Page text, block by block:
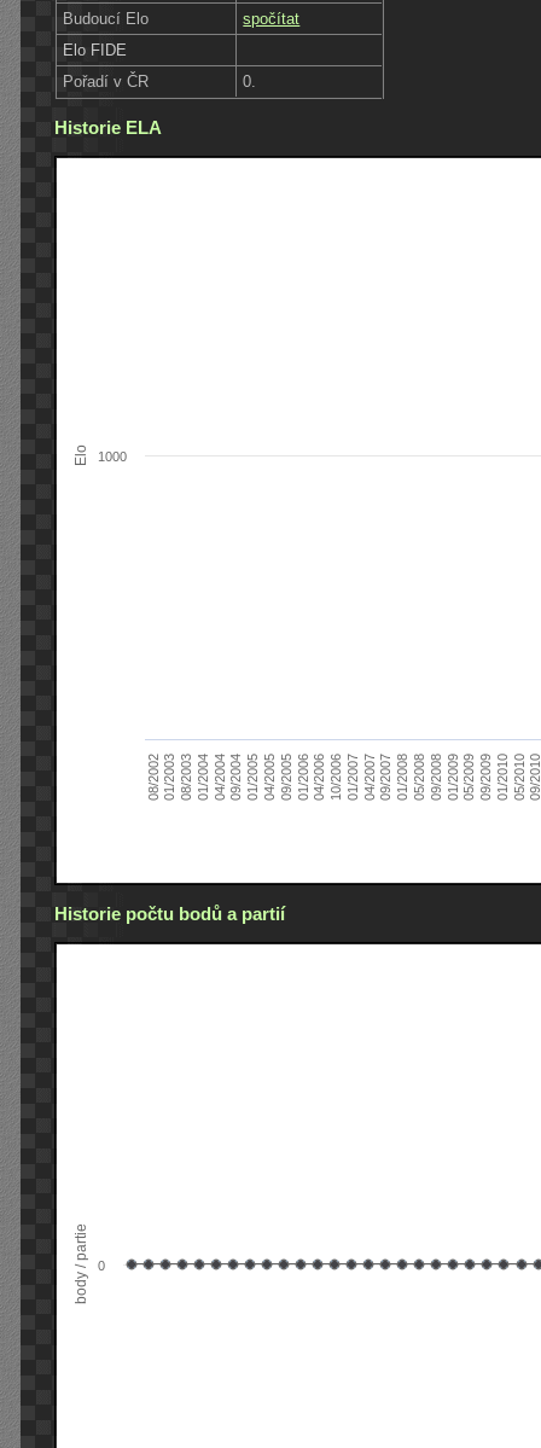
Budoucí Elo
spočítat
Elo FIDE
Pořadí v ČR
0.
Historie ELA
Elo
08/200201/200308/200301/200404/200409/200401/200504/200509/200501/200604/200610/200601/200704/200709/200701/200805/200809/200801/200905/200909/200901/201005/201009/
1000
Historie počtu bodů a partií
body / partie 0